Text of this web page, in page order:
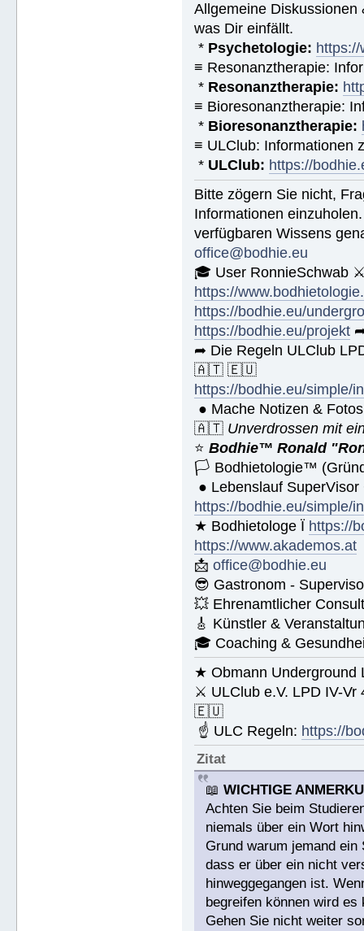
Allgemeine
was Dir einfällt.
* Psychetologie:
≡ Resonanztherapie:
* Resonanztherapie:
≡ Bioresonanztherapie:
* Bioresonanztherapie:
≡ ULClub: Informationen
* ULClub: https://
Bitte zögern Sie nicht,
Informationen
verfügbaren Wissens
office@bodhie.eu
🎓 User RonnieSchwab
https://
https://bodhie.eu/
https://bodhie.eu/projekt
➦ Die Regeln ULClub
🇦🇹 🇪🇺
https://bodhie.eu/simple/
● Mache Notizen &
🇦🇹 Unverdrossen mit
⭐️Bodhie™ Ronald
🏳 Bodhietologie™
● Lebenslauf
https://bodhie.eu/simple/
★ Bodhietologe Ï https://
https://www.akademos.at
📩office@bodhie.eu
😎 Gastronom -
💥 Ehrenamtlicher
🎸 Künstler &
🎓 Coaching &
★ Obmann Underground
⚔ ULClub e.V. LPD IV-
🇪🇺
☝ ULC Regeln: https://
Zitat
📖WICHTIGE
Achten Sie beim
niemals über ein Wort
Grund warum jemand
dass er über ein nicht
hinweggegangen ist.
begreifen können wird
Gehen Sie nicht weiter